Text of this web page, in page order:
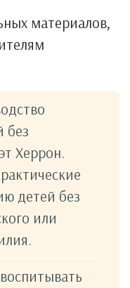
материалов,
без
Херрон.
детей без
или